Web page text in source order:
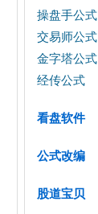
操盘手公式
交易师公式
金字塔公式
经传公式
看盘软件
公式改编
股道宝贝